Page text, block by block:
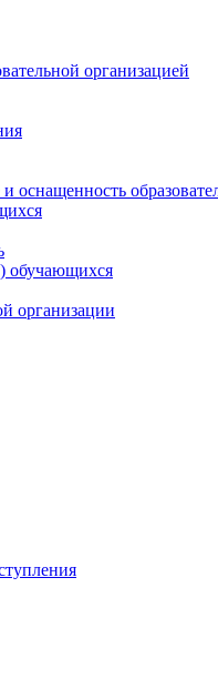
организацией
оснащенность
обучающихся
организации